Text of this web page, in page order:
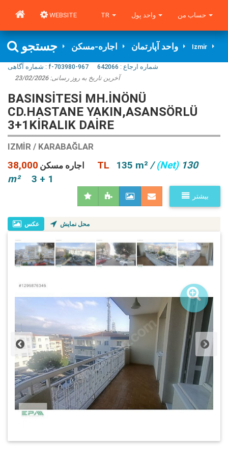
WEBSITE TR
جستجو اجاره-مسکن واحد آپارتمان Izmir
شماره آگاهی‌ : f-703980-967 شماره ارجاع : 642066
آخرین تاریخ به روز رسانی:23/02/2026
BASINSITESI MH.İNÖNÜ
CD.HASTANE YAKIN,ASANSÖRLÜ
3+1KIRALIK DAIRE
IZMIR / KARABAĞLAR
اجاره مسکن
38,000 TL 135 m² /(Net)130
m²
3 + 1
بیشتر
عکس محل نمایش